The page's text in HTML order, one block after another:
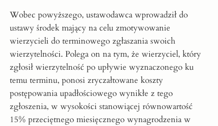
Wobec powyższego, ustawodawca wprowadził do
ustawy środek mający na celu zmotywowanie
wierzycieli do terminowego zgłaszania swoich
wierzytelności. Polega on na tym, że wierzyciel, który
zgłosił wierzytelność po upływie wyznaczonego ku
temu terminu, ponosi zryczałtowane koszty
postępowania upadłościowego wynikłe z tego
zgłoszenia, w wysokości stanowiącej równowartość
15% przeciętnego miesięcznego wynagrodzenia w